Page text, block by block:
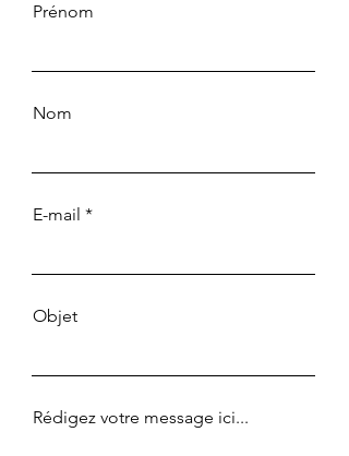
Prénom
Nom
E-mail
Objet
Rédigez votre message ici...